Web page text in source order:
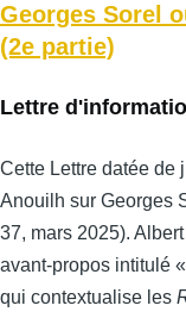
Georges Sorel
(2e partie)
Lettre
Cette Lettre datée de
Anouilh sur Georges
37, mars 2025).
avant-propos intitulé
qui contextualise les